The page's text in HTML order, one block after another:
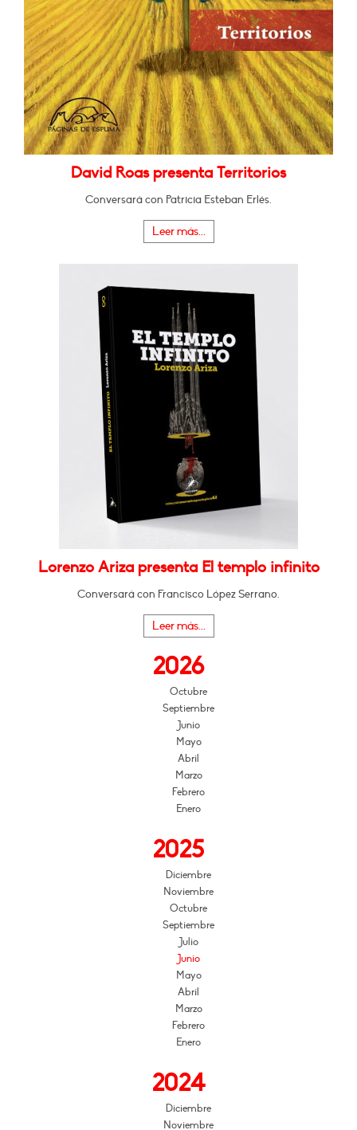
David Roas presenta Territorios
Conversará con Patricia Esteban Erlés.
Leer más...
Lorenzo Ariza presenta El templo infinito
Conversará con Francisco López Serrano.
Leer más...
2026
Octubre
Septiembre
Junio
Mayo
Abril
Marzo
Febrero
Enero
2025
Diciembre
Noviembre
Octubre
Septiembre
Julio
Junio
Mayo
Abril
Marzo
Febrero
Enero
2024
Diciembre
Noviembre